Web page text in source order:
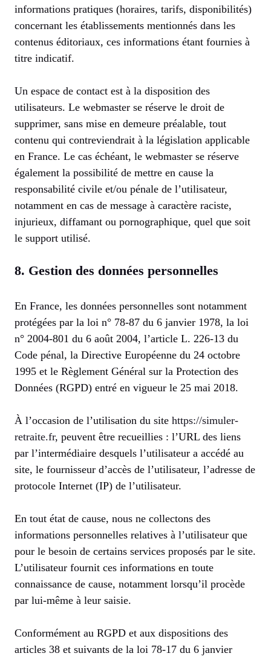
informations pratiques (horaires, tarifs, disponibilités)
concernant les établissements mentionnés dans les
contenus éditoriaux, ces informations étant fournies à
titre indicatif.
Un espace de contact est à la disposition des
utilisateurs. Le webmaster se réserve le droit de
supprimer, sans mise en demeure préalable, tout
contenu qui contreviendrait à la législation applicable
en France. Le cas échéant, le webmaster se réserve
également la possibilité de mettre en cause la
responsabilité civile et/ou pénale de l’utilisateur,
notamment en cas de message à caractère raciste,
injurieux, diffamant ou pornographique, quel que soit
le support utilisé.
8. Gestion des données personnelles
En France, les données personnelles sont notamment
protégées par la loi n° 78-87 du 6 janvier 1978, la loi
n° 2004-801 du 6 août 2004, l’article L. 226-13 du
Code pénal, la Directive Européenne du 24 octobre
1995 et le Règlement Général sur la Protection des
Données (RGPD) entré en vigueur le 25 mai 2018.
À l’occasion de l’utilisation du site https://simuler-
retraite.fr, peuvent être recueillies : l’URL des liens
par l’intermédiaire desquels l’utilisateur a accédé au
site, le fournisseur d’accès de l’utilisateur, l’adresse de
protocole Internet (IP) de l’utilisateur.
En tout état de cause, nous ne collectons des
informations personnelles relatives à l’utilisateur que
pour le besoin de certains services proposés par le site.
L’utilisateur fournit ces informations en toute
connaissance de cause, notamment lorsqu’il procède
par lui-même à leur saisie.
Conformément au RGPD et aux dispositions des
articles 38 et suivants de la loi 78-17 du 6 janvier